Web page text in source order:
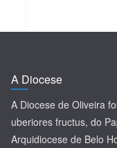
A Diocese
A Diocese de Oliveira
uberiores fructus, do
Arquidiocese de Belo